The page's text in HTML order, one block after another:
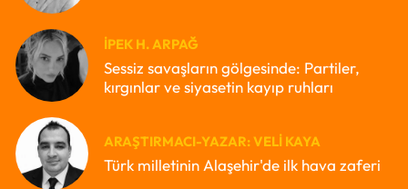
İPEK H. ARPAĞ
Sessiz savaşların gölgesinde: Partiler,
kırgınlar ve siyasetin kayıp ruhları
ARAŞTIRMACI-YAZAR: VELI KAYA
Türk milletinin Alaşehir'de ilk hava zaferi